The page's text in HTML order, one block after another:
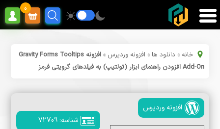
0
خانه » دانلود ها » افزونه وردپرس »
افزونه Gravity Forms Tooltips
Add-On افزودن راهنمای ابزار (تولتیپ) به فیلدهای گرویتی فرمز
افزونه وردپرس
شناسه: 72709